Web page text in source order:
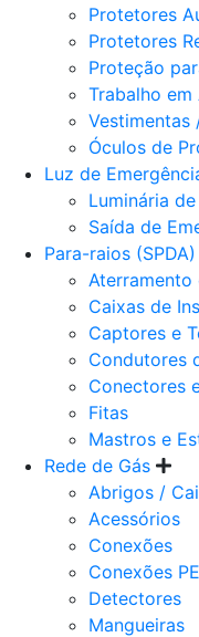
Protetores
Protetores
Proteção
Trabalho em
Vestimentas
Óculos de
Luz de
Luminária
Saída de
Para-raios (SPDA)
Aterramento
Caixas de
Captores e
Condutores
Conectores
Fitas
Mastros e
Rede de Gás
Abrigos /
Acessórios
Conexões
Conexões
Detectores
Mangueiras